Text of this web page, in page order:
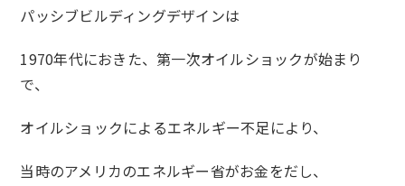
パッシブビルディングデザインは
1970年代におきた、第一次オイルショックが始まり
で、
オイルショックによるエネルギー不足により、
当時のアメリカのエネルギー省がお金をだし、